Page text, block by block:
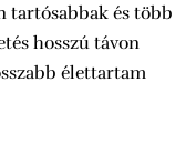
tartósabbak és több
hosszú távon
élettartam